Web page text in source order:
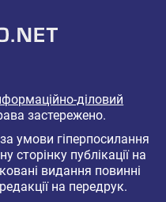
діловий
застережено.
умови гіперпосилання
сторінку публікації на
видання повинні
на передрук.